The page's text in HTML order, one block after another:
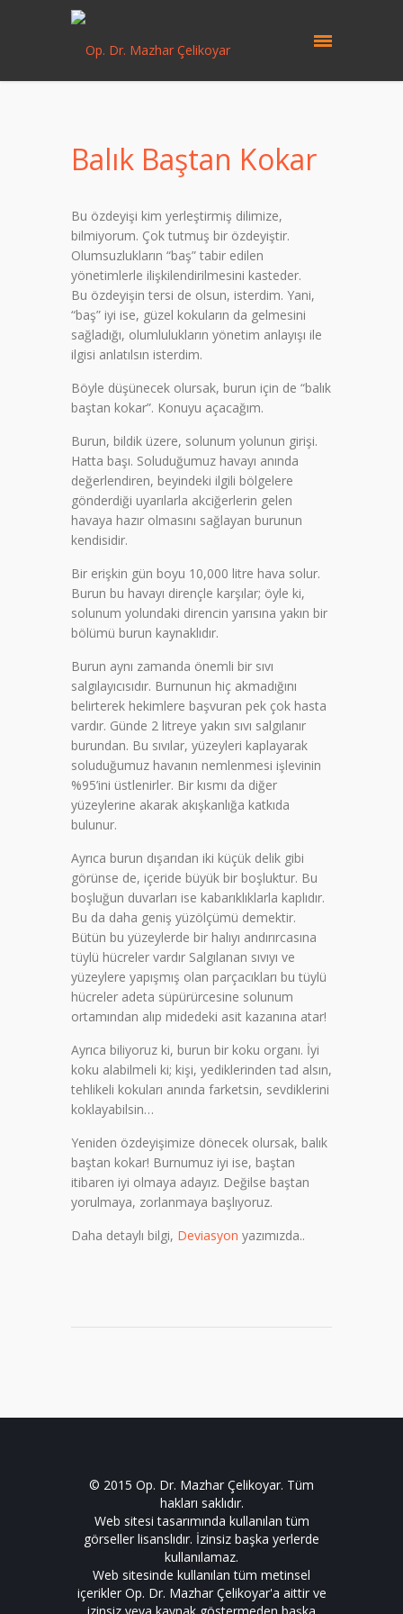
Balık Baştan Kokar
Bu özdeyişi kim yerleştirmiş dilimize,
bilmiyorum. Çok tutmuş bir özdeyiştir.
Olumsuzlukların “baş” tabir edilen
yönetimlerle ilişkilendirilmesini kasteder.
Bu özdeyişin tersi de olsun, isterdim. Yani,
“baş” iyi ise, güzel kokuların da gelmesini
sağladığı, olumlulukların yönetim anlayışı ile
ilgisi anlatılsın isterdim.
Böyle düşünecek olursak, burun için de “balık
baştan kokar”. Konuyu açacağım.
Burun, bildik üzere, solunum yolunun girişi.
Hatta başı. Soluduğumuz havayı anında
değerlendiren, beyindeki ilgili bölgelere
gönderdiği uyarılarla akciğerlerin gelen
havaya hazır olmasını sağlayan burunun
kendisidir.
Bir erişkin gün boyu 10,000 litre hava solur.
Burun bu havayı dirençle karşılar; öyle ki,
solunum yolundaki direncin yarısına yakın bir
bölümü burun kaynaklıdır.
Burun aynı zamanda önemli bir sıvı
salgılayıcısıdır. Burnunun hiç akmadığını
belirterek hekimlere başvuran pek çok hasta
vardır. Günde 2 litreye yakın sıvı salgılanır
burundan. Bu sıvılar, yüzeyleri kaplayarak
soluduğumuz havanın nemlenmesi işlevinin
%95’ini üstlenirler. Bir kısmı da diğer
yüzeylerine akarak akışkanlığa katkıda
bulunur.
Ayrıca burun dışarıdan iki küçük delik gibi
görünse de, içeride büyük bir boşluktur. Bu
boşluğun duvarları ise kabarıklıklarla kaplıdır.
Bu da daha geniş yüzölçümü demektir.
Bütün bu yüzeylerde bir halıyı andırırcasına
tüylü hücreler vardır Salgılanan sıvıyı ve
yüzeylere yapışmış olan parçacıkları bu tüylü
hücreler adeta süpürürcesine solunum
ortamından alıp midedeki asit kazanına atar!
Ayrıca biliyoruz ki, burun bir koku organı. İyi
koku alabilmeli ki; kişi, yediklerinden tad alsın,
tehlikeli kokuları anında farketsin, sevdiklerini
koklayabilsin…
Yeniden özdeyişimize dönecek olursak, balık
baştan kokar! Burnumuz iyi ise, baştan
itibaren iyi olmaya adayız. Değilse baştan
yorulmaya, zorlanmaya başlıyoruz.
Daha detaylı bilgi, Deviasyon yazımızda..
© 2015 Op. Dr. Mazhar Çelikoyar. Tüm
hakları saklıdır.
Web sitesi tasarımında kullanılan tüm
görseller lisanslıdır. İzinsiz başka yerlerde
kullanılamaz.
Web sitesinde kullanılan tüm metinsel
içerikler Op. Dr. Mazhar Çelikoyar'a aittir ve